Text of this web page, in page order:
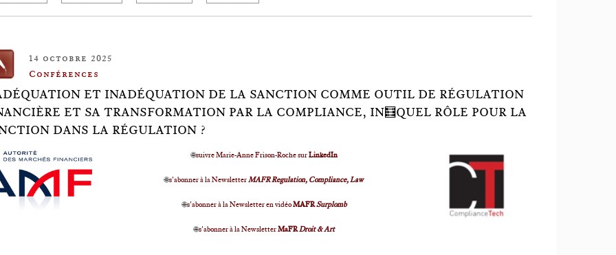
14 octobre 2025
Conférences
ET INADÉQUATION DE LA SANCTION COMME OUTIL DE RÉGULATION
ET SA TRANSFORMATION PAR LA COMPLIANCE, IN🧮QUEL RÔLE POUR LA
DANS LA RÉGULATION ?
🌐suivre Marie-Anne Frison-Roche surLinkedIn
🌐s'abonner à la NewsletterMAFR Regulation, Compliance, Law
🌐s'abonner à la Newsletter en vidéoMAFRSurplomb
🌐s'abonner à la NewsletterMaFRDroit & Art